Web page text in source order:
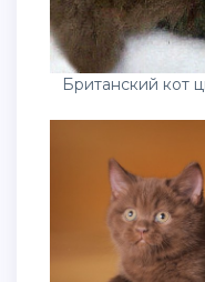
Британский кот